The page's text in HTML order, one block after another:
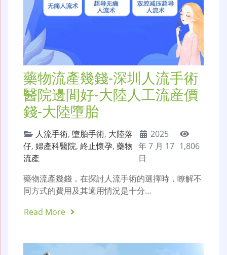
藥物流產幾錢-深圳人流手術
醫院邊間好-大陸人工流産價
錢-大陸墮胎
人流手術, 墮胎手術, 大陸落
仔, 婦產科醫院, 終止懷孕, 藥物
流產
2025
年 7 月 17
日
1,806
藥物流產幾錢，在探討人流手術的選擇時，瞭解不
同方式的費用及其適用情況是十分…
Read More